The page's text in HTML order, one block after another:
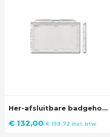
Her-afsluitbare badgehouder horizontaal van hard transparant PVC (100 stuks)
€ 132,00 € 159,72 incl. btw